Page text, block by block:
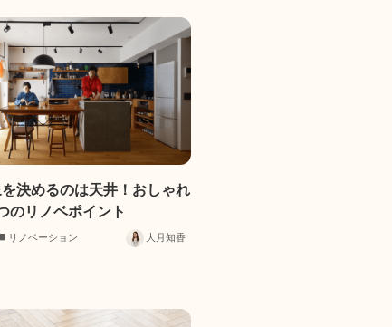
決めるのは天井！おしゃれ
のリノベポイント
リノベーション 大月知香